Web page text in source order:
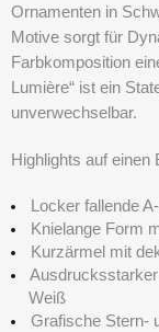
Ornamenten in
Motive sorgt für
Farbkomposition
Lumière“ ist ein
unverwechselbar.
Highlights auf einen
Locker fallende
Knielange Form
Kurzärmel mit
Weiß
Grafische Stern-